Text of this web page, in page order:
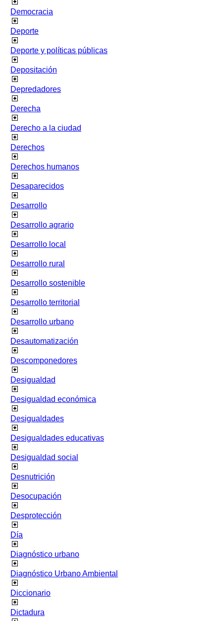
Democracia
Deporte
Deporte y políticas públicas
Depositación
Depredadores
Derecha
Derecho a la ciudad
Derechos
Derechos humanos
Desaparecidos
Desarrollo
Desarrollo agrario
Desarrollo local
Desarrollo rural
Desarrollo sostenible
Desarrollo territorial
Desarrollo urbano
Desautomatización
Descomponedores
Desigualdad
Desigualdad económica
Desigualdades
Desigualdades educativas
Desigualdad social
Desnutrición
Desocupación
Desprotección
Día
Diagnóstico urbano
Diagnóstico Urbano Ambiental
Diccionario
Dictadura